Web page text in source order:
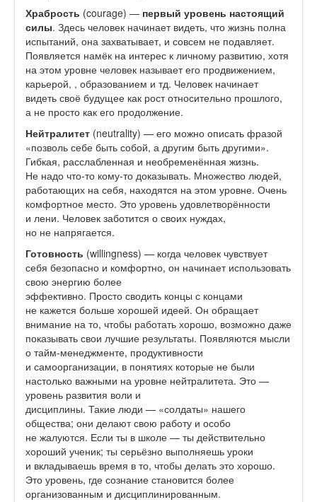
Храбрость (courage) — первый уровень настоящий
силы. Здесь человек начинает видеть, что жизнь полна
испытаний, она захватывает, и совсем не подавляет.
Появляется намёк на интерес к личному развитию, хотя
на этом уровне человек называет его продвижением,
карьерой, , образованием и тд. Человек начинает
видеть своё будущее как рост относительно прошлого,
а не просто как его продолжение.
Нейтралитет (neutrality) — его можно описать фразой
«позволь себе быть собой, а другим быть другими».
Гибкая, расслабленная и необременённая жизнь.
Не надо что-то кому-то доказывать. Множество людей,
работающих на себя, находятся на этом уровне. Очень
комфортное место. Это уровень удовлетворённости
и лени. Человек заботится о своих нуждах,
но не напрягается.
Готовность (willingness) — когда человек чувствует
себя безопасно и комфортно, он начинает использовать
свою энергию более
эффективно. Просто сводить концы с концами
не кажется больше хорошей идеей. Он обращает
внимание на то, чтобы работать хорошо, возможно даже
показывать свои лучшие результаты. Появляются мысли
о тайм-менеджменте, продуктивности
и самоорганизации, в понятиях которые не были
настолько важными на уровне нейтралитета. Это —
уровень развития воли и
дисциплины. Такие люди — «солдаты» нашего
общества; они делают свою работу и особо
не жалуются. Если ты в школе — ты действительно
хороший ученик; ты серьёзно выполняешь уроки
и вкладываешь время в то, чтобы делать это хорошо.
Это уровень, где сознание становится более
организованным и дисциплинированным.